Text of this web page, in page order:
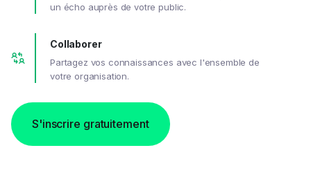
un écho auprès de votre public.
Collaborer
Partagez vos connaissances avec l'ensemble de
votre organisation.
S'inscrire gratuitement